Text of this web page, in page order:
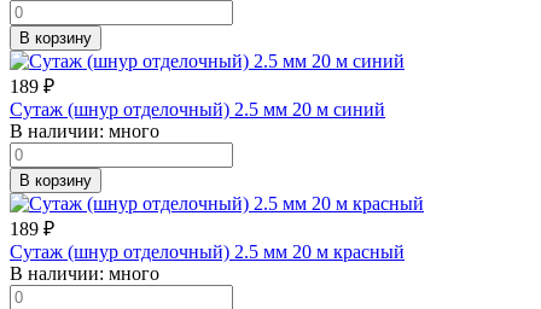
В корзину
189 ₽
Сутаж (шнур отделочный) 2.5 мм 20 м синий
В наличии: много
В корзину
189 ₽
Сутаж (шнур отделочный) 2.5 мм 20 м красный
В наличии: много